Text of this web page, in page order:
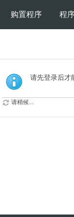
购置程序 程
请先登录后才
请稍候...